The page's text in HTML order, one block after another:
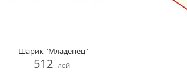
Шарик "Младенец"
512 лей